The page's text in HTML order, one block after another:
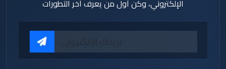
الإلكتروني، وكن أول من يعرف آخر التطورات